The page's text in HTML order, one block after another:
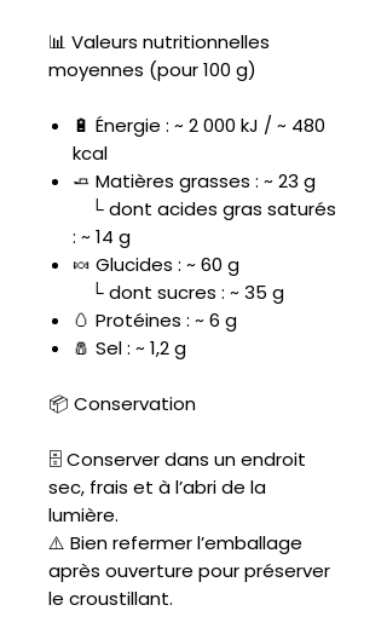
📊 Valeurs nutritionnelles
moyennes (pour 100 g)
🔋 Énergie : ~ 2 000 kJ / ~ 480
kcal
🧈 Matières grasses : ~ 23 g
└ dont acides gras saturés
: ~ 14 g
🍬 Glucides : ~ 60 g
└ dont sucres : ~ 35 g
🥚 Protéines : ~ 6 g
🧂 Sel : ~ 1,2 g
📦 Conservation
🗄️ Conserver dans un endroit
sec, frais et à l’abri de la
lumière.
⚠️ Bien refermer l’emballage
après ouverture pour préserver
le croustillant.